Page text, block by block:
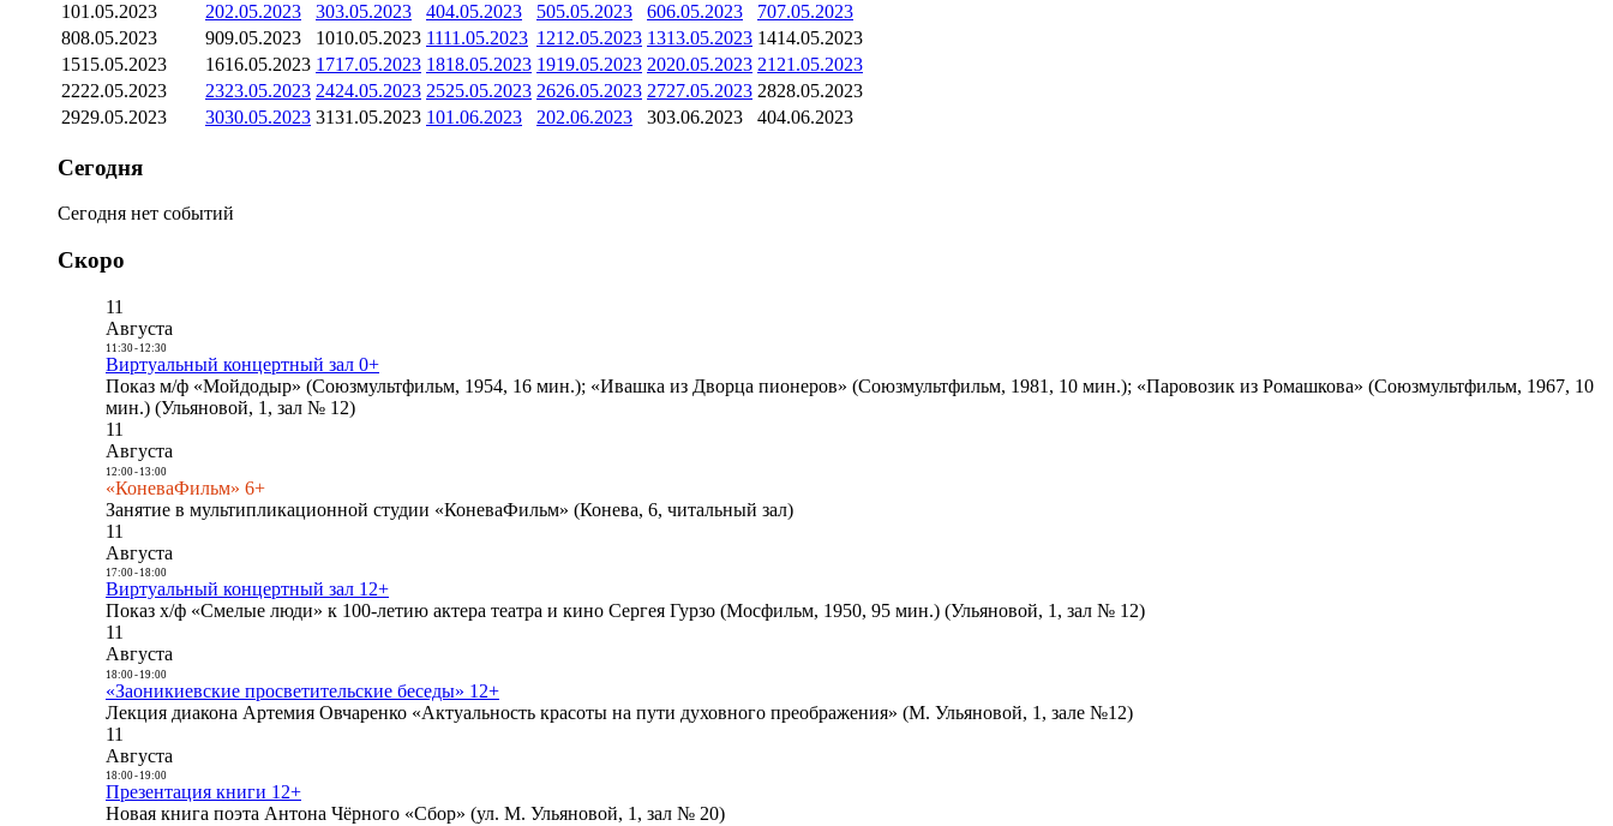
101.05.2023 202.05.2023 303.05.2023 404.05.2023 505.05.2023 606.05.2023 707.05.2023
808.05.2023 909.05.2023 1010.05.2023 1111.05.2023 1212.05.2023 1313.05.2023 1414.05.2023
1515.05.2023 1616.05.2023 1717.05.2023 1818.05.2023 1919.05.2023 2020.05.2023 21 21.05.2023
2222.05.2023 2323.05.2023 2424.05.2023 2525.05.2023 2626.05.2023 2727.05.2023 2828.05.2023
2929.05.2023 3030.05.2023 3131.05.2023 101.06.2023 202.06.2023 303.06.2023 404.06.2023
Сегодня
Сегодня нет событий
Скоро
11
Августа
11:30- 12:30
Виртуальный концертный зал 0+
Показ м/ф «Мойдодыр» (Союзмультфильм, 1954, 16 мин.); «Ивашка из Дворца пионеров» (Союзмультфильм, 1981, 10 мин.); «Паровозик из Ромашкова» (Союзмультфильм, 1967, 10
мин.) (Ульяновой, 1, зал № 12)
11
Августа
12:00- 13:00
«КоневаФильм» 6+
Занятие в мультипликационной студии «КоневаФильм» (Конева, 6, читальный зал)
11
Августа
17:00- 18:00
Виртуальный концертный зал 12+
Показ х/ф «Смелые люди» к 100-летию актера театра и кино Сергея Гурзо (Мосфильм, 1950, 95 мин.) (Ульяновой, 1, зал № 12)
11
Августа
18:00- 19:00
«Заоникиевские просветительские беседы» 12+
Лекция диакона Артемия Овчаренко «Актуальность красоты на пути духовного преображения» (М. Ульяновой, 1, зале №12)
11
Августа
18:00- 19:00
Презентация книги 12+
Новая книга поэта Антона Чёрного «Сбор» (ул. М. Ульяновой, 1, зал № 20)